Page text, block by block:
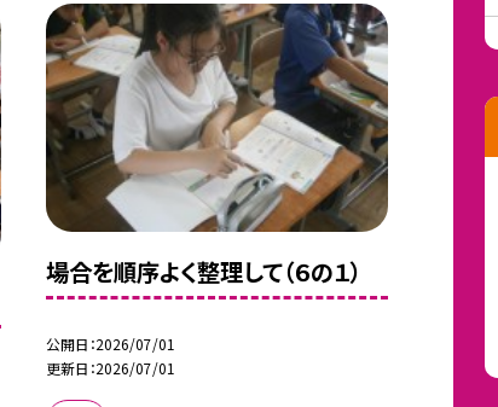
場合を順序よく整理して（６の１）
公開日 2026/07/01
更新日 2026/07/01